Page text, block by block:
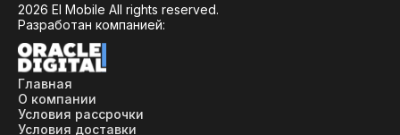
2026 El Mobile All rights reserved.
Разработан компанией:
Главная
O компании
Условия рассрочки
Условия доставки